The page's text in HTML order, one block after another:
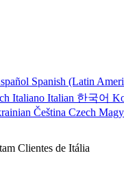
Spanish (Latin
Italiano Italian 한국어
Čeština Czech
Clientes de Itália